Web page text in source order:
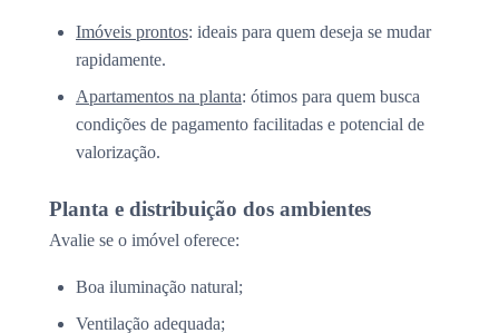
Imóveis prontos: ideais para quem deseja se mudar
rapidamente.
Apartamentos na planta: ótimos para quem busca
condições de pagamento facilitadas e potencial de
valorização.
Planta e distribuição dos ambientes
Avalie se o imóvel oferece:
Boa iluminação natural;
Ventilação adequada;